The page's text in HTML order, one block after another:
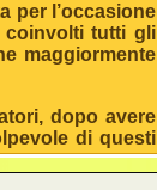
per l’occasione
coinvolti tutti gli
maggiormente
dopo avere
di questi